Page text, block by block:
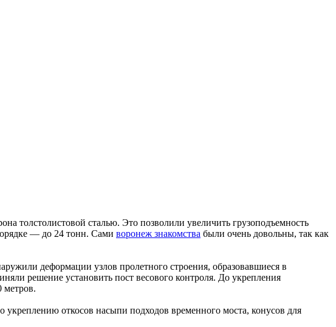
толстолистовой сталью. Это позволили увеличить грузоподъемность
— до 24 тонн. Сами воронеж знакомства были очень довольны, так как
деформации узлов пролетного строения, образовавшиеся в
решение установить пост весового контроля. До укрепления
метров.
откосов насыпи подходов временного моста, конусов для